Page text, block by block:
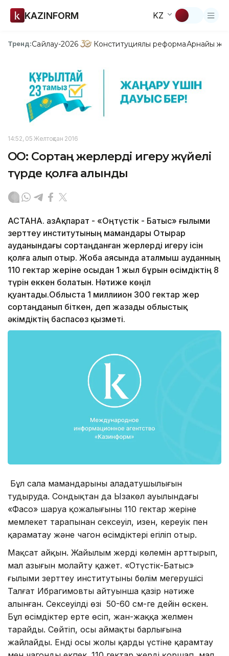
KAZINFORM KZ
Тренд:Сайлау-2026 Конституциялық реформаАрнайы
14:52, 05 Желтоқсан 2016
ОҚО: Сортаң жерлерді игеру жүйелі
түрде қолға алынды
АСТАНА. ҚазАқпарат - «Оңтүстік - Батыс» ғылыми
зерттеу институтының мамандары Отырар
ауданындағы сортаңданған жерлерді игеру ісін
қолға алып отыр. Жоба аясында аталмыш ауданның
110 гектар жеріне осыдан 1 жыл бұрын өсімдіктің 8
түрін еккен болатын. Нәтиже көңіл
қуантады.Облыста 1 миллиион 300 гектар жер
сортаңданып біткен, деп жазады облыстық
әкімдіктің баспасөз қызметі.
Бұл сала мамандарының алаңдатушылығын
тудыруда. Сондықтан да Ызакөл ауылындағы
«Фасо» шаруа қожалығының 110 гектар жеріне
мемлекет тарапынан сексеуіл, изен, кереуік пен
қараматау және чагон өсімдіктері егіліп отыр.
Мақсат айқын. Жайылым жердің көлемін арттырып,
мал азығын молайту қажет. «Оңтүстік-Батыс»
ғылыми зерттеу институтының бөлім меңгерушісі
Талғат Ибрагимовтың айтуынша қазір нәтиже
алынған. Сексеуілдің өзі 50-60 см-ге дейін өскен.
Бұл өсімдіктер ертең өсіп, жан-жаққа желмен
тарайды. Сөйтіп, осы аймақтың барлығына
жайлайды. Енді осы жолы қардың үстіне қарамтау